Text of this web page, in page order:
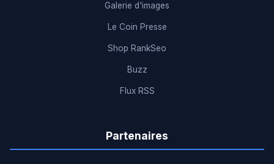
Galerie d'images
Le Coin Presse
Shop RankSeo
Buzz
Flux RSS
Partenaires